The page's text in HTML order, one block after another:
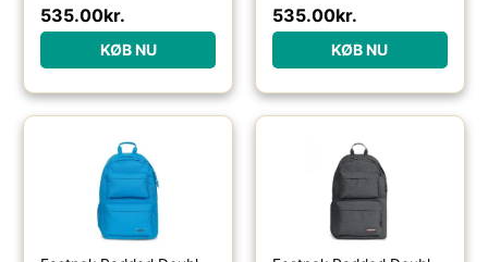
535.00kr.
KØB NU
535.00kr.
KØB NU